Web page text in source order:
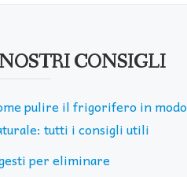
CONSIGLI
pulire il frigorifero in modo
tutti i consigli utili
per eliminare